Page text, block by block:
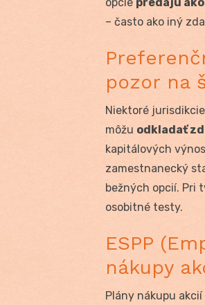
– často ako iný
pozor na
Niektoré
môžu odkladať
kapitálových
zamestnanecký
bežných opcií. Pri
osobitné testy.
ESPP
nákupy
Plány nákupu